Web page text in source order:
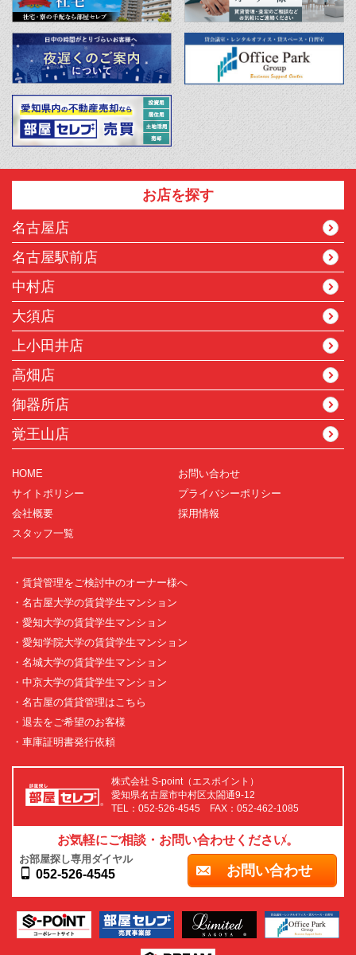
お店を探す
名古屋店
名古屋駅前店
中村店
大須店
上小田井店
高畑店
御器所店
覚王山店
HOME
お問い合わせ
サイトポリシー
プライバシーポリシー
会社概要
採用情報
スタッフ一覧
・賃貸管理をご検討中のオーナー様へ
・名古屋大学の賃貸学生マンション
・愛知大学の賃貸学生マンション
・愛知学院大学の賃貸学生マンション
・名城大学の賃貸学生マンション
・中京大学の賃貸学生マンション
・名古屋の賃貸管理はこちら
・退去をご希望のお客様
・車庫証明書発行依頼
株式会社 S-point（エスポイント）
愛知県名古屋市中村区太閤通9-12
TEL：052-526-4545 FAX：052-462-1085
お気軽にご相談・お問い合わせください。
お部屋探し専用ダイヤル
052-526-4545 お問い合わせ